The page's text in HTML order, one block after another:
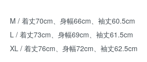
M / 着丈70cm、身幅66cm、袖丈60.5cm
L / 着丈73cm、身幅69cm、袖丈61.5cm
XL / 着丈76cm、身幅72cm、袖丈62.5cm